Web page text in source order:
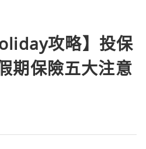
攻略】投保
期保險五大注意